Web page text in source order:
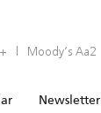
| Moody’s Aa2
Newsletter